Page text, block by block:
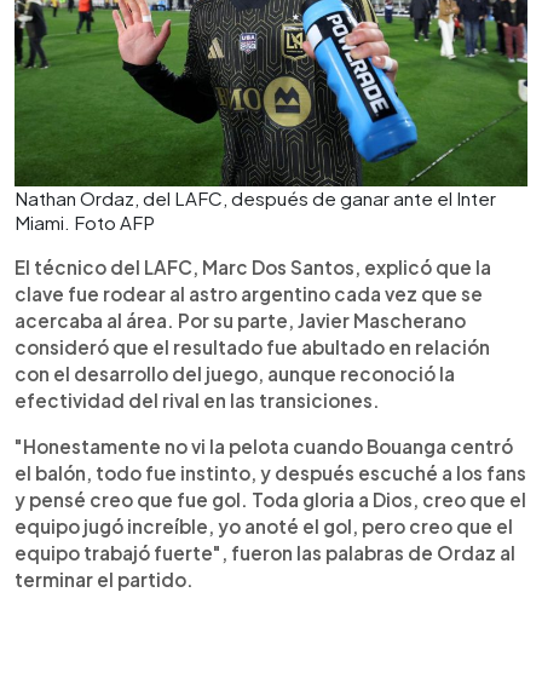
Nathan Ordaz, del LAFC, después de ganar ante el Inter
Miami. Foto AFP
El técnico del LAFC, Marc Dos Santos, explicó que la
clave fue rodear al astro argentino cada vez que se
acercaba al área. Por su parte, Javier Mascherano
consideró que el resultado fue abultado en relación
con el desarrollo del juego, aunque reconoció la
efectividad del rival en las transiciones.
"Honestamente no vi la pelota cuando Bouanga centró
el balón, todo fue instinto, y después escuché a los fans
y pensé creo que fue gol. Toda gloria a Dios, creo que el
equipo jugó increíble, yo anoté el gol, pero creo que el
equipo trabajó fuerte", fueron las palabras de Ordaz al
terminar el partido.